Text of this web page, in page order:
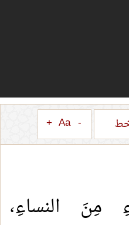
-
Aa
+
مِنَ النساءِ،